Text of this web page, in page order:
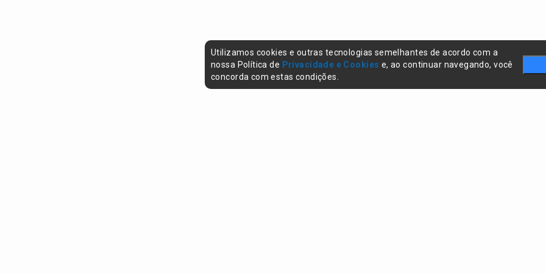
Utilizamos cookies e outras tecnologias semelhantes de acordo com a
nossa Política de Privacidade e Cookies e, ao continuar navegando, você
concorda com estas condições.